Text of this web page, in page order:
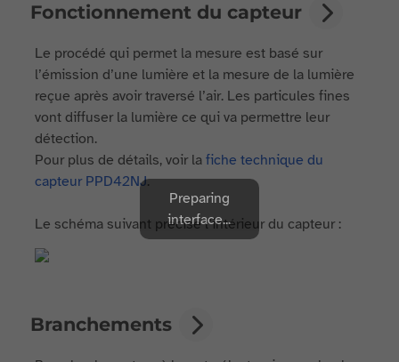
Fonctionnement du capteur
Le procédé qui permet la mesure est basé sur
l’émission d’une lumière et la mesure de la lumière
reçue après avoir traversé l’air. Les particules fines
vont diffuser la lumière ce qui va permettre leur
détection.
Pour plus de détails, voir lafiche technique du
capteur PPD42NJ.
Le schéma suivant précise l’intérieur du capteur :
Branchements
Preparing
interface...